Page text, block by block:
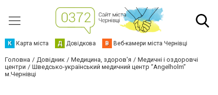
К Карта міста Д Довідкова В Веб-камери міста Чернівці
Головна Довідник Медицина, здоров'я
Медичні і оздоровчі
центри
Шведсько-український медичний центр “Angelholm”
м.Чернівці